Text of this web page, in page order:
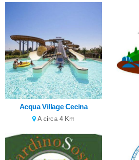
Acqua Village Cecina
A circa 4 Km